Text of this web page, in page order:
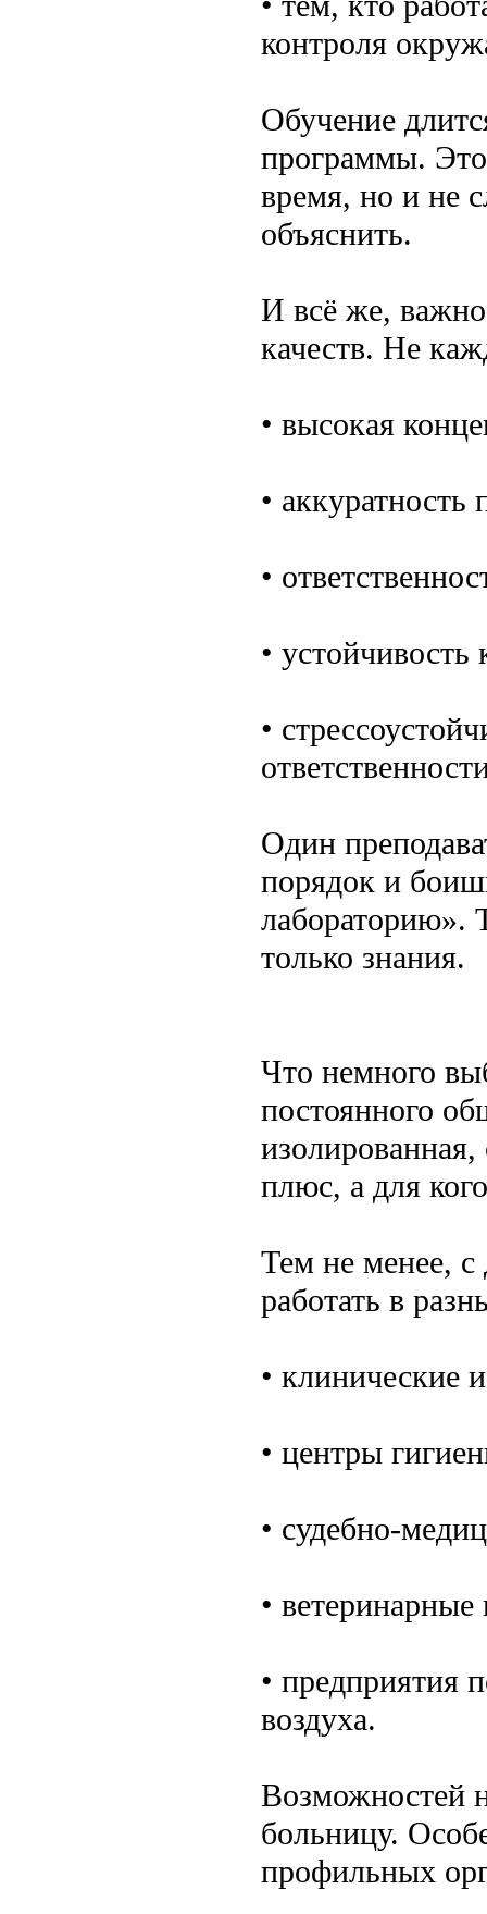
контроля
Обучение
программы. Это
время, но и не
объяснить.
И всё же, важно
качеств. Не
• высокая
•
•
• устойчивость
•
Один
порядок и
лабораторию».
только знания.
Что немного
постоянного
плюс, а для
Тем не менее,
работать в
• клинические
• центры
• судебно-
• ветеринарные
• предприятия
воздуха.
Возможностей
больницу.
профильных